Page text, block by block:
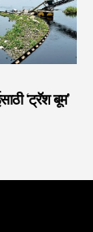
‘ट्रॅश बूम’